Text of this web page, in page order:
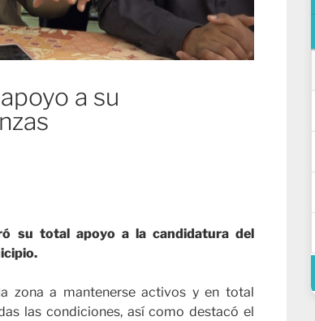
a su
su total apoyo a la candidatura del
zona a mantenerse activos y en total
las condiciones, así como destacó el